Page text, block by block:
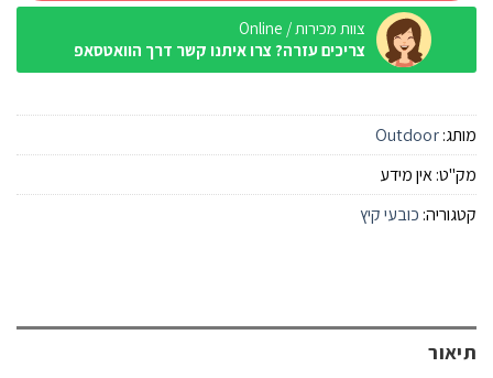
צוות מכירות / Online
צריכים עזרה? צרו איתנו קשר דרך הוואטסאפ
מותג:Outdoor
מק"ט:אין מידע
קטגוריה: כובעי קיץ
תיאור